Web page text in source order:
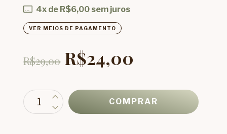
4x de R$6,00 sem juros
VER MEIOS DE PAGAMENTO
R$29,00 R$24,00